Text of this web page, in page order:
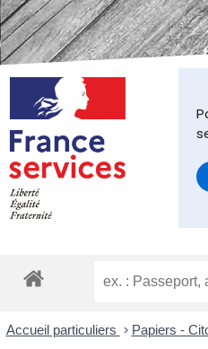
qui
utilisent
un
lecteur
d'écran ;
Appuyez
sur
Ctrl-
F10
pour
ouvrir
d'accessibilité.
Accueil particuliers > Papiers -